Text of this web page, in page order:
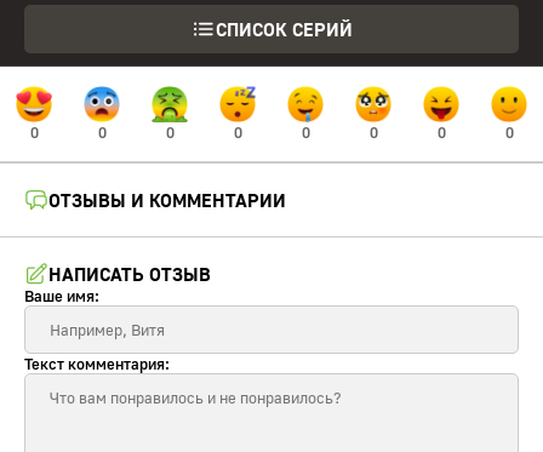
СПИСОК СЕРИЙ
0 0 0 0 0 0 0 0
ОТЗЫВЫ И КОММЕНТАРИИ
НАПИСАТЬ ОТЗЫВ
Ваше имя:
Текст комментария: